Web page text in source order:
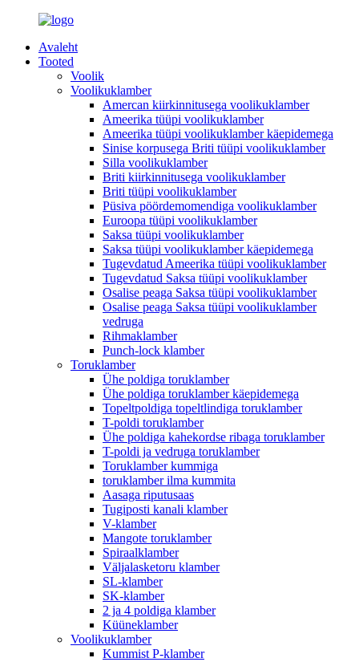
Avaleht
Tooted
Voolik
Voolikuklamber
Amercan kiirkinnitusega voolikuklamber
Ameerika tüüpi voolikuklamber
Ameerika tüüpi voolikuklamber käepidemega
Sinise korpusega Briti tüüpi voolikuklamber
Silla voolikuklamber
Briti kiirkinnitusega voolikuklamber
Briti tüüpi voolikuklamber
Püsiva pöördemomendiga voolikuklamber
Euroopa tüüpi voolikuklamber
Saksa tüüpi voolikuklamber
Saksa tüüpi voolikuklamber käepidemega
Tugevdatud Ameerika tüüpi voolikuklamber
Tugevdatud Saksa tüüpi voolikuklamber
Osalise peaga Saksa tüüpi voolikuklamber
Osalise peaga Saksa tüüpi voolikuklamber
vedruga
Rihmaklamber
Punch-lock klamber
Toruklamber
Ühe poldiga toruklamber
Ühe poldiga toruklamber käepidemega
Topeltpoldiga topeltlindiga toruklamber
T-poldi toruklamber
Ühe poldiga kahekordse ribaga toruklamber
T-poldi ja vedruga toruklamber
Toruklamber kummiga
toruklamber ilma kummita
Aasaga riputusaas
Tugiposti kanali klamber
V-klamber
Mangote toruklamber
Spiraalklamber
Väljalasketoru klamber
SL-klamber
SK-klamber
2 ja 4 poldiga klamber
Küüneklamber
Voolikuklamber
Kummist P-klamber